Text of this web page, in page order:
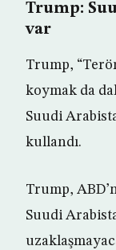
Trump:
var
Trump,
koymak da
Suudi
kullandı.
Trump,
Suudi